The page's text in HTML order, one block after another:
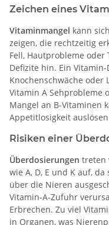
Zeichen eines
Vitaminmangel kann
zeigen, die rechtzeitig
Fell, Hautprobleme
Defizite hin. Ein
Knochenschwäche oder
Vitamin A Sehprobleme
Mangel an B-Vitaminen
Appetitlosigkeit
Risiken einer
Überdosierungen treten
wie A, D, E und K auf,
über die Nieren
Vitamin-A-Zufuhr
Erbrechen. Zu viel
in Organen, was